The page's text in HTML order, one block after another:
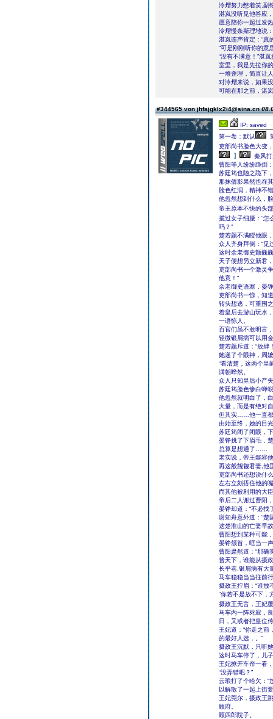
泠熠努力憋着笑,副
湛岚没听见他答应
愿意陪你一起过发
泠熠慢条斯理地说
湛岚连声肯定：“真
“可是刚刚听你的意
“没有不满意！”湛
室里，我是先拉你
一堆歪理，简直让
对泠熠来说，如果
可能在那之前，湛
#344565 von jhfajgklx2i4@sina.cn
IP: saved
第一卷：默认
吏部尚书脸色大变
】
秦风
曹阳等人纷纷跪倒
苏廷筠也随之跪下
那抹倩影果然也在
脸色红润，精神不
他忽然想到什么，
帝王原本不快的头
揽过女子细腰：“怎
吗？”
楚若颜不满瞪他眼
众人齐身拜倒：“见
这时余老御史颤巍
天子便想另立新君
吏部尚书一个激灵
他意！”
余老御史语塞，晏
吏部尚书一惊，知
转头想逃，可重围
着皇后去游山玩水
一语惊人。
百官们虽不敢明言
轻微银屑病可以用
楚若颜斥道：“放肆
她递了个眼神，周
“看清楚，这两个皇
满朝哗然。
众人只知皇后小产
苏廷筠脸色惨白蝉
他忽然就明白了，
大量，而是有绝对
但其实……他一直
由始至终，她的目
苏廷筠闭了闭眼，
晏铮挑了下眉毛，
总算是想通了……
老实说，帝王能容
再这般觊觎君妻,他
吏部尚书还想说什
左右立刻捂住他的
而其他被利用的大
帝后二人谢过曹阳
晏铮却道：“不必找
谢知舟意外道：“楚
这楚淮山的亡妻早
曹阳想到某种可能
晏铮颔首，哐当一
曹阳肃然道：“那确
普天下，谁能从摄
长平巷,银屑病有大
马车稳稳当当往前
摄政王拧眉：“谁放
“你若不是放不下，
摄政王无言，王妃
马车内一阵死寂，
日，又或者把皇位
王妃道：“你走之前
的最好人选，。”
摄政王沉默，只听
这时马车停了，儿
王妃撩开车帘一看
“没弄错吧？”
云琅打了个哈欠：“
以解散了一起上街
王妃莞尔，摄政王
顾府。
顾四郎院子。